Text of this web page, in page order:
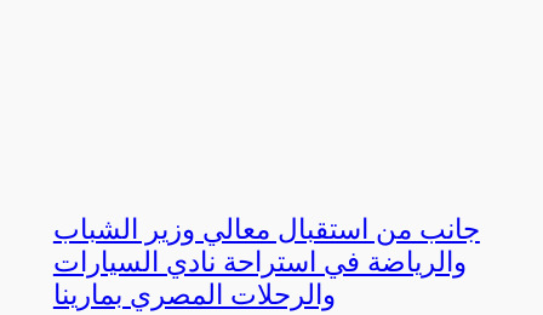
جانب من استقبال معالي وزير الشباب
والرياضة في استراحة نادي السيارات
والرحلات المصري بمارينا